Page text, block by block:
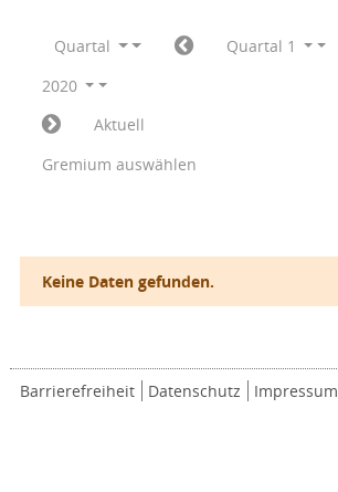
Quartal
Quartal 1
2020
Aktuell
Gremium auswählen
Keine Daten gefunden.
Barrierefreiheit Datenschutz Impressum